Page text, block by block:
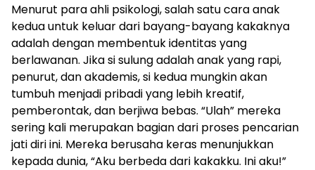
Menurut para ahli psikologi, salah satu cara anak
kedua untuk keluar dari bayang-bayang kakaknya
adalah dengan membentuk identitas yang
berlawanan. Jika si sulung adalah anak yang rapi,
penurut, dan akademis, si kedua mungkin akan
tumbuh menjadi pribadi yang lebih kreatif,
pemberontak, dan berjiwa bebas. “Ulah” mereka
sering kali merupakan bagian dari proses pencarian
jati diri ini. Mereka berusaha keras menunjukkan
kepada dunia, “Aku berbeda dari kakakku. Ini aku!”